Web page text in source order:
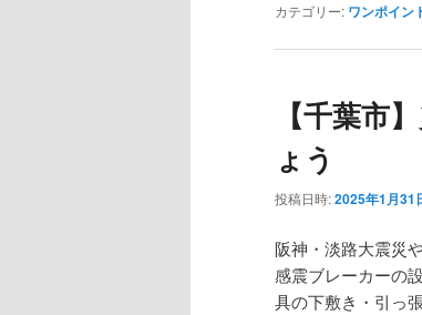
カテゴリー: ワンポイン
【千葉市
ょう
投稿日時:2025年1月31
阪神・淡路大震災
感震ブレーカーの
具の下敷き・引っ